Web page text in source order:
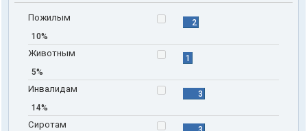
Пожилым
2
10%
Животным
1
5%
Инвалидам
3
14%
Сиротам